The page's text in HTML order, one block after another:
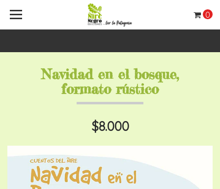
0
Navidad en el bosque,
formato rústico
$8.000